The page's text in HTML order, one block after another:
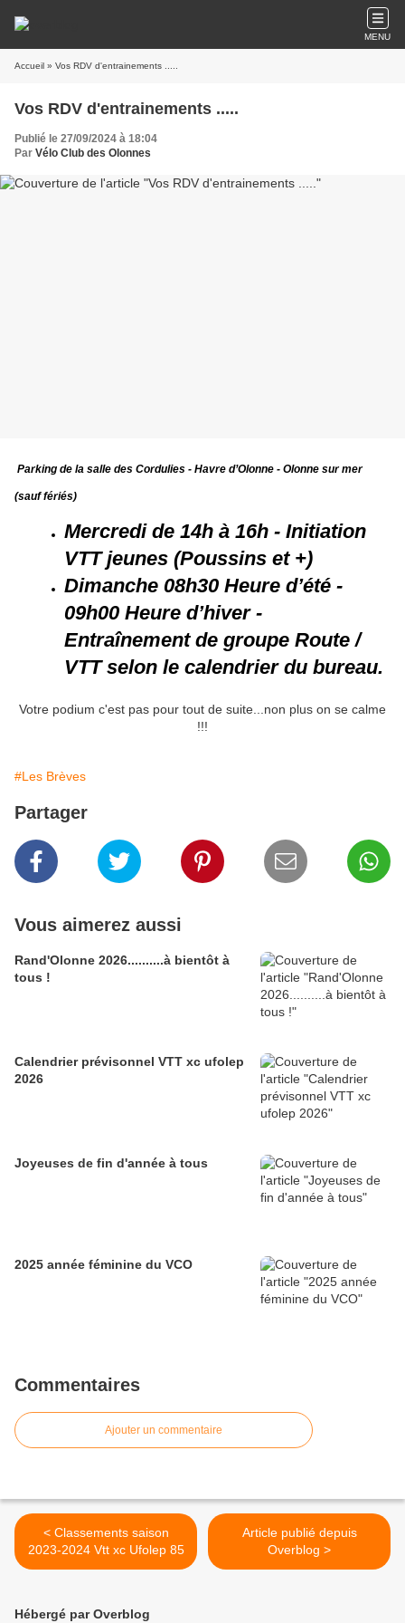
MENU
Accueil » Vos RDV d'entrainements .....
Vos RDV d'entrainements .....
Publié le 27/09/2024 à 18:04
Par Vélo Club des Olonnes
Parking de la salle des Cordulies - Havre d’Olonne - Olonne sur mer
(sauf fériés)
Mercredi de 14h à 16h - Initiation
VTT jeunes (Poussins et +)
Dimanche 08h30 Heure d’été -
09h00 Heure d’hiver -
Entraînement de groupe Route /
VTT selon le calendrier du bureau.
Votre podium c'est pas pour tout de suite...non plus on se calme
!!!
#Les Brèves
Partager
Vous aimerez aussi
Rand'Olonne 2026..........à bientôt à
tous !
Calendrier prévisonnel VTT xc ufolep
2026
Joyeuses de fin d'année à tous
2025 année féminine du VCO
Commentaires
Ajouter un commentaire
< Classements saison
2023-2024 Vtt xc Ufolep 85
Article publié depuis
Overblog >
Hébergé par Overblog